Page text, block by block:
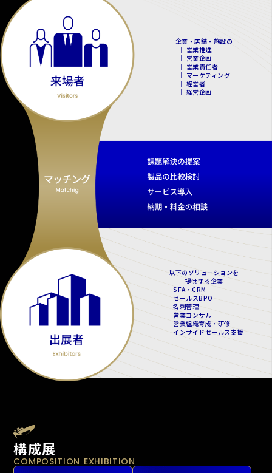
企業・店舗・施設の
｜ 営業推進
｜ 営業企画
｜ 営業責任者
｜ マーケティング
｜ 経営者
｜ 経営企画
以下のソリューションを
提供する企業
｜ SFA・CRM
｜ セールスBPO
｜ 名刺管理
｜ 営業コンサル
｜ 営業組織育成・研修
｜ インサイドセールス支援
構成展
COMPOSITION EXHIBITION